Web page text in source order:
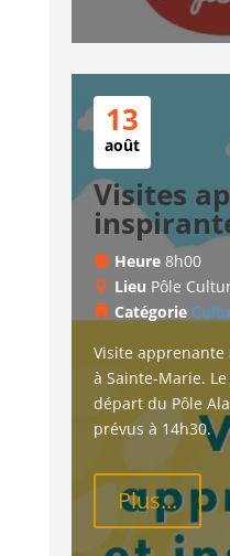
13
août
Visites
Heure 8h00
Lieu Pôle
Catégorie
Visite
à Sainte-Marie.
départ du Pôle
prévus à 14h30.
Plus...